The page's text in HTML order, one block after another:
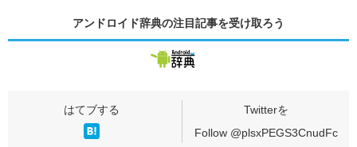
アンドロイド辞典の注目記事を受け取ろう
Follow @plsxPEGS3CnudFc